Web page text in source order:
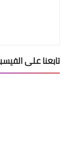
تابعنا على